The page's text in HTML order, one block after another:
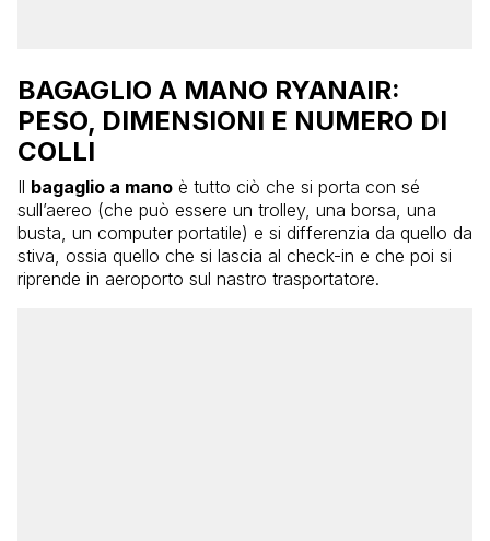
BAGAGLIO A MANO RYANAIR:
PESO, DIMENSIONI E NUMERO DI
COLLI
Il bagaglio a mano è tutto ciò che si porta con sé
sull’aereo (che può essere un trolley, una borsa, una
busta, un computer portatile) e si differenzia da quello da
stiva, ossia quello che si lascia al check-in e che poi si
riprende in aeroporto sul nastro trasportatore.